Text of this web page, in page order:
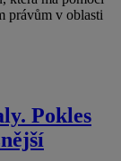
právům v oblasti
Pokles